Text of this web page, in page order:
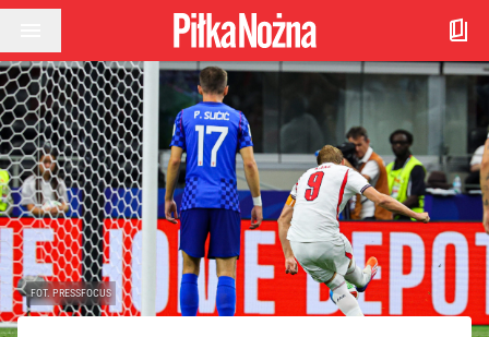
Przejdź do treści
FOT. PRESSFOCUS